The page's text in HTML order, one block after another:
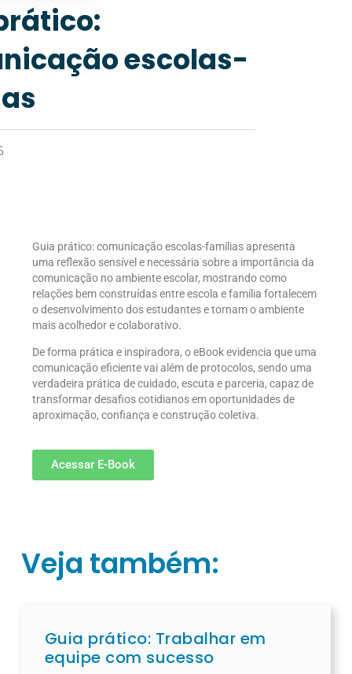
escolas-
Guia prático: comunicação escolas-famílias apresenta
uma reflexão sensível e necessária sobre a importância da
comunicação no ambiente escolar, mostrando como
relações bem construídas entre escola e família fortalecem
o desenvolvimento dos estudantes e tornam o ambiente
mais acolhedor e colaborativo.
De forma prática e inspiradora, o eBook evidencia que uma
comunicação eficiente vai além de protocolos, sendo uma
verdadeira prática de cuidado, escuta e parceria, capaz de
transformar desafios cotidianos em oportunidades de
aproximação, confiança e construção coletiva.
Acessar E-Book
Veja também:
Guia prático: Trabalhar em
equipe com sucesso